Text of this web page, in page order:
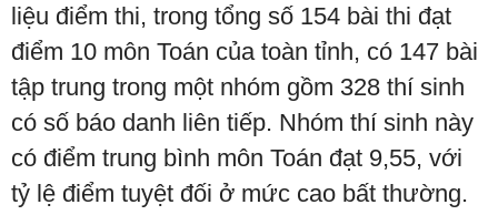
liệu điểm thi, trong tổng số 154 bài thi đạt
điểm 10 môn Toán của toàn tỉnh, có 147 bài
tập trung trong một nhóm gồm 328 thí sinh
có số báo danh liên tiếp. Nhóm thí sinh này
có điểm trung bình môn Toán đạt 9,55, với
tỷ lệ điểm tuyệt đối ở mức cao bất thường.